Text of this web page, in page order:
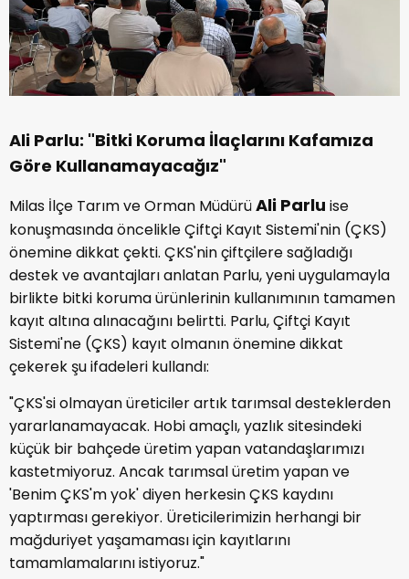
Ali Parlu: "Bitki Koruma İlaçlarını Kafamıza
Göre Kullanamayacağız"
Milas İlçe Tarım ve Orman MüdürüAli Parlu ise
konuşmasında öncelikle Çiftçi Kayıt Sistemi'nin (ÇKS)
önemine dikkat çekti. ÇKS'nin çiftçilere sağladığı
destek ve avantajları anlatan Parlu, yeni uygulamayla
birlikte bitki koruma ürünlerinin kullanımının tamamen
kayıt altına alınacağını belirtti. Parlu, Çiftçi Kayıt
Sistemi'ne (ÇKS) kayıt olmanın önemine dikkat
çekerek şu ifadeleri kullandı:
"ÇKS'si olmayan üreticiler artık tarımsal desteklerden
yararlanamayacak. Hobi amaçlı, yazlık sitesindeki
küçük bir bahçede üretim yapan vatandaşlarımızı
kastetmiyoruz. Ancak tarımsal üretim yapan ve
'Benim ÇKS'm yok' diyen herkesin ÇKS kaydını
yaptırması gerekiyor. Üreticilerimizin herhangi bir
mağduriyet yaşamaması için kayıtlarını
tamamlamalarını istiyoruz."